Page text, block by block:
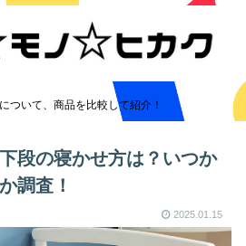
ついて、商品を比較して紹介！
段の寝かせ方は？いつか
調査！
2025.01.15